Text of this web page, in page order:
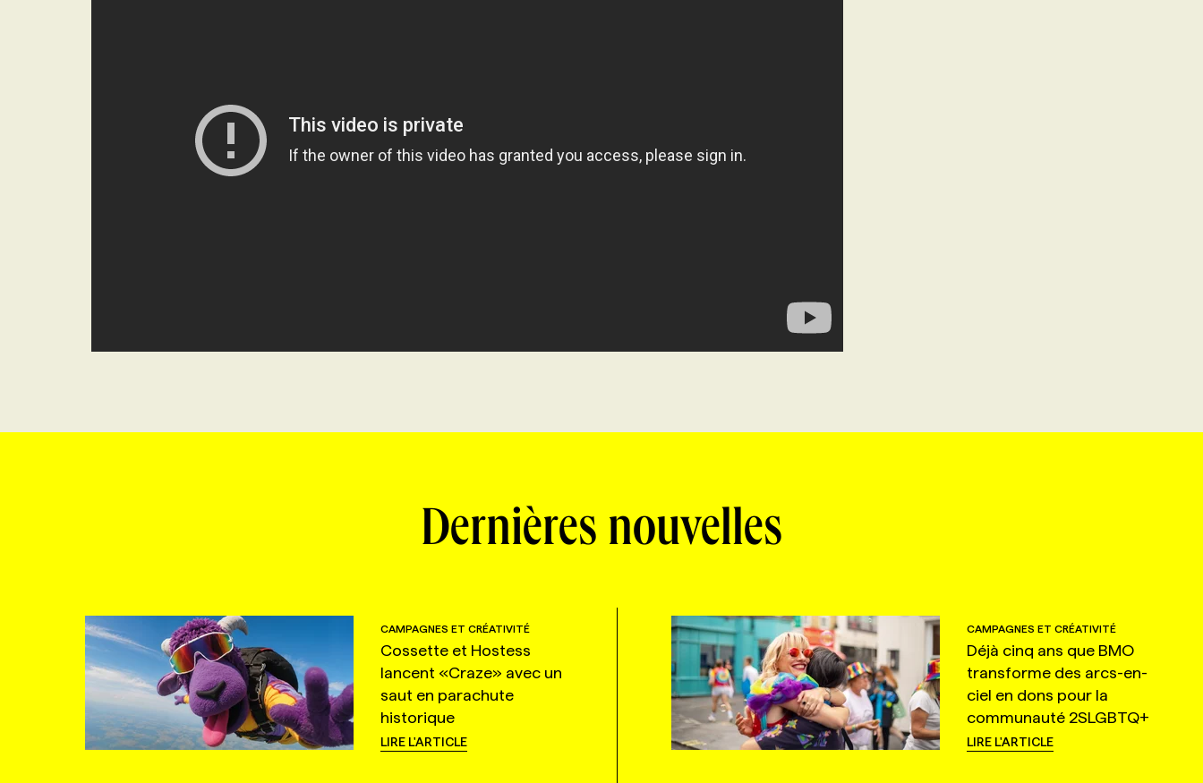
Dernières nouvelles
CAMPAGNES ET CRÉATIVITÉ
Cossette et Hostess
lancent «Craze» avec un
saut en parachute
historique
LIRE L'ARTICLE
CAMPAGNES ET CRÉATIVITÉ
Déjà cinq ans que BMO
transforme des arcs-en-
ciel en dons pour la
communauté 2SLGBTQ+
LIRE L'ARTICLE